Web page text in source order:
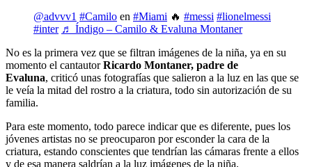
@advvv1 #Camilo en #Miami 🔥 #messi #lionelmessi
#inter ♬ Índigo – Camilo & Evaluna Montaner
No es la primera vez que se filtran imágenes de la niña, ya en su
momento el cantautorRicardo Montaner, padre de
Evaluna, criticó unas fotografías que salieron a la luz en las que se
le veía la mitad del rostro a la criatura, todo sin autorización de su
familia.
Para este momento, todo parece indicar que es diferente, pues los
jóvenes artistas no se preocuparon por esconder la cara de la
criatura, estando conscientes que tendrían las cámaras frente a ellos
y de esa manera saldrían a la luz imágenes de la niña.